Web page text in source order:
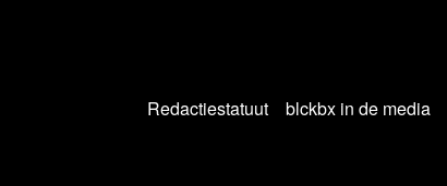
Redactiestatuut blckbx in de media